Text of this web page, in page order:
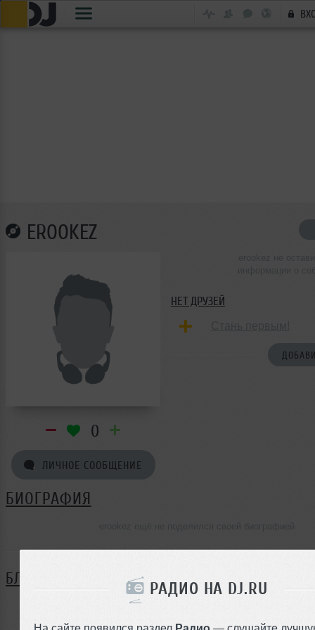
РАДИО НА DJ.RU
На сайте появился раздел Радио — слушайте
EROOKEZ
0
ЛИЧНОЕ СООБЩЕНИЕ
НЕТ ДРУЗЕЙ
БИОГРАФИЯ
БЛОГ